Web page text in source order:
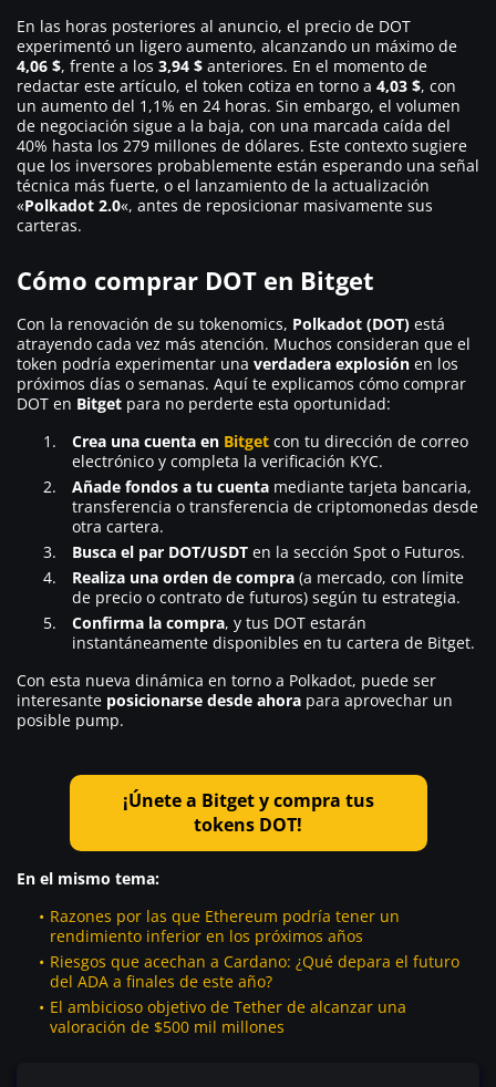
En las horas posteriores al anuncio, el precio de DOT
experimentó un ligero aumento, alcanzando un máximo de
4,06 $, frente a los 3,94 $ anteriores. En el momento de
redactar este artículo, el token cotiza en torno a 4,03 $, con
un aumento del 1,1% en 24 horas. Sin embargo, el volumen
de negociación sigue a la baja, con una marcada caída del
40% hasta los 279 millones de dólares. Este contexto sugiere
que los inversores probablemente están esperando una señal
técnica más fuerte, o el lanzamiento de la actualización
«Polkadot 2.0«, antes de reposicionar masivamente sus
carteras.
Cómo comprar DOT en Bitget
Con la renovación de su tokenomics, Polkadot (DOT) está
atrayendo cada vez más atención. Muchos consideran que el
token podría experimentar una verdadera explosión en los
próximos días o semanas. Aquí te explicamos cómo comprar
DOT en Bitget para no perderte esta oportunidad:
Crea una cuenta en Bitget con tu dirección de correo
electrónico y completa la verificación KYC.
Añade fondos a tu cuenta mediante tarjeta bancaria,
transferencia o transferencia de criptomonedas desde
otra cartera.
Busca el par DOT/USDT en la sección Spot o Futuros.
Realiza una orden de compra (a mercado, con límite
de precio o contrato de futuros) según tu estrategia.
Confirma la compra, y tus DOT estarán
instantáneamente disponibles en tu cartera de Bitget.
Con esta nueva dinámica en torno a Polkadot, puede ser
interesante posicionarse desde ahora para aprovechar un
posible pump.
¡Únete a Bitget y compra tus
tokens DOT!
En el mismo tema:
Razones por las que Ethereum podría tener un
rendimiento inferior en los próximos años
Riesgos que acechan a Cardano: ¿Qué depara el futuro
del ADA a finales de este año?
El ambicioso objetivo de Tether de alcanzar una
valoración de $500 mil millones